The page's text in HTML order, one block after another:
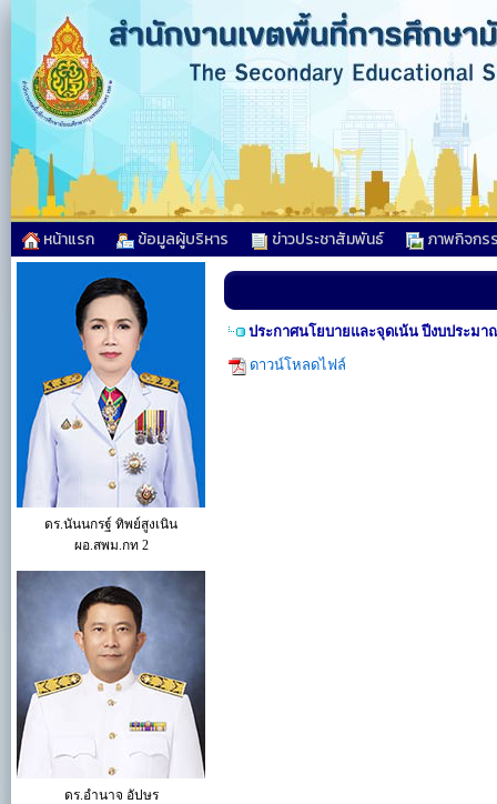
หน้าแรก ข้อมูลผู้บริหาร ข่าวประชาสัมพันธ์ ภาพกิจกร
ดร.นันนกรฐ์ ทิพย์สูงเนิน
ผอ.สพม.กท 2
ดร.อำนาจ อัปษร
ประกาศนโยบายและจุดเน้น ปีงบประมา
ดาวน์โหลดไฟล์